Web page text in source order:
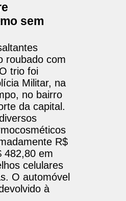
sem
roubado com
trio foi
Militar, na
no bairro
da capital.
R$
482,80 em
celulares
O automóvel
à